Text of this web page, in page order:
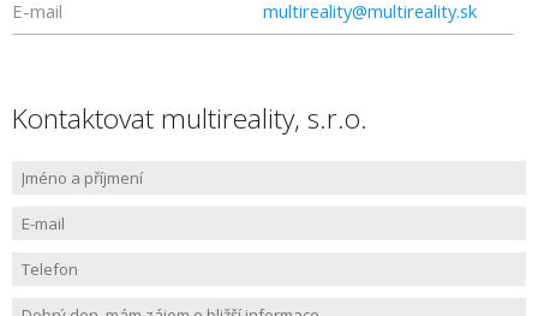
E-mail
multireality@multireality.sk
Kontaktovat multireality, s.r.o.